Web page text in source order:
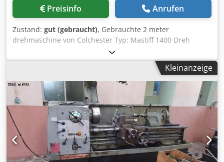
Preisinfo Anrufen
Zustand: gut (gebraucht), Gebrauchte 2 meter
drehmaschine von Colchester Typ: Mastiff 1400 Dreh
lange: 2000 mm Dkjdpfx Aezi Salsdror Dreh duchmesser
oben bett: 540 mm Spindle bohrung: 89 mm Inkl. 3 + 4
fach futter Inkl. brille 2 achse digitale ablesungKleinanzeige